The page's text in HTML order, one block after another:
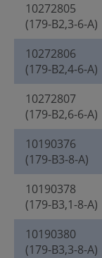
10272805
(179-B2,3-6-A)
10272806
(179-B2,4-6-A)
10272807
(179-B2,6-6-A)
10190376
(179-B3-8-A)
10190378
(179-B3,1-8-A)
10190380
(179-B3,3-8-A)